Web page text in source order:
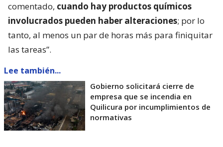
comentado, cuando hay productos químicos
involucrados pueden haber alteraciones; por lo
tanto, al menos un par de horas más para finiquitar
las tareas”.
Lee también...
Gobierno solicitará cierre de
empresa que se incendia en
Quilicura por incumplimientos de
normativas